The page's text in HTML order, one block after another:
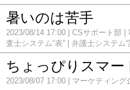
暑いのは苦手
2023/08/14 17:00 CSサポート部
査士システム“表”
弁護士システム“
ちょっぴりスマー
2023/08/07 17:00 マーケティング